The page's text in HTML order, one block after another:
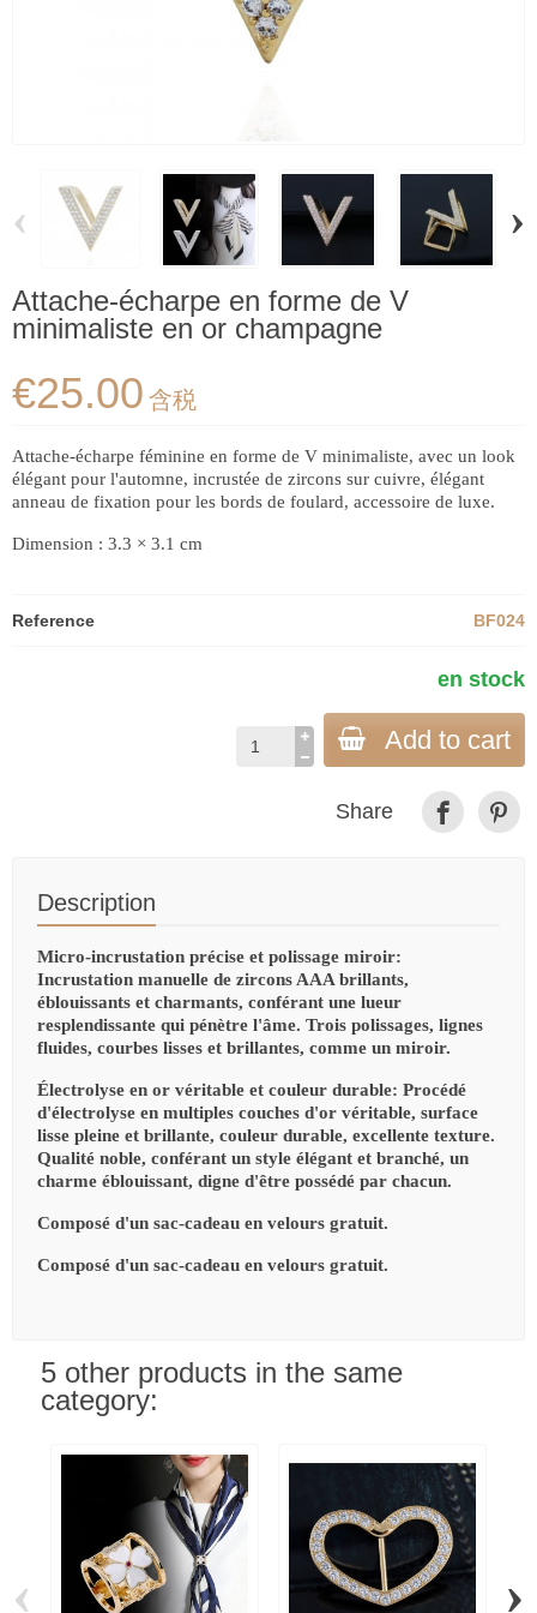
‹ ›
Attache-écharpe en forme de V
minimaliste en or champagne
€25.00 含税
Attache-écharpe féminine en forme de V minimaliste, avec un look
élégant pour l'automne, incrustée de zircons sur cuivre, élégant
anneau de fixation pour les bords de foulard, accessoire de luxe.
Dimension : 3.3 × 3.1 cm
Reference BF024
en stock
Add to cart
Share
Description
Micro-incrustation précise et polissage miroir:
Incrustation manuelle de zircons AAA brillants,
éblouissants et charmants, conférant une lueur
resplendissante qui pénètre l'âme. Trois polissages, lignes
fluides, courbes lisses et brillantes, comme un miroir.
Électrolyse en or véritable et couleur durable: Procédé
d'électrolyse en multiples couches d'or véritable, surface
lisse pleine et brillante, couleur durable, excellente texture.
Qualité noble, conférant un style élégant et branché, un
charme éblouissant, digne d'être possédé par chacun.
Composé d'un sac-cadeau en velours gratuit.
Composé d'un sac-cadeau en velours gratuit.
5 other products in the same
category:
‹ ›